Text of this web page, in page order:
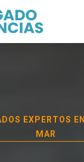
EXPERTOS EN
MAR